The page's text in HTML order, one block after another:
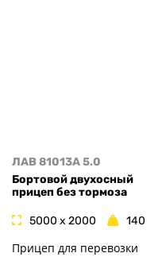
ЛАВ 81013A 5.0
Бортовой двухосный
прицеп без тормоза
5000 x 2000 140
Прицеп для перевозки